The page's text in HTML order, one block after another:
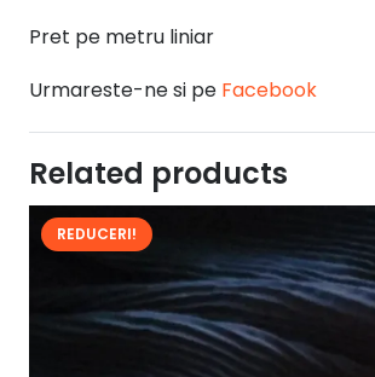
Pret pe metru liniar
Urmareste-ne si pe Facebook
Related products
REDUCERI!